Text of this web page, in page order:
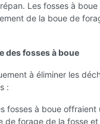
Les fosses à
de la boue de
des fosses à boue
à éliminer les
:
fosses à boue
de forage de la fosse